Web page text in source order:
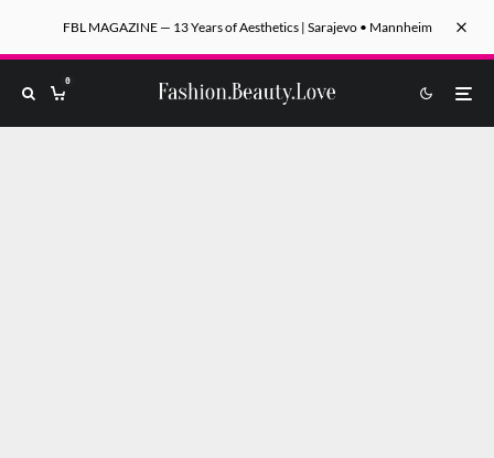
FBL MAGAZINE — 13 Years of Aesthetics | Sarajevo • Mannheim
0